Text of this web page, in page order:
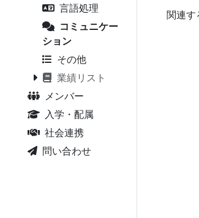
言語処理
コミュニケー
ション
その他
業績リスト
メンバー
入学・配属
社会連携
問い合わせ
関連す